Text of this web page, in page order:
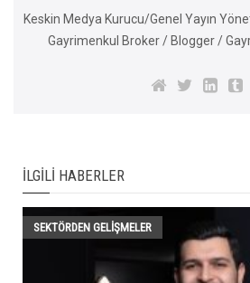
Keskin Medya Kurucu/Genel Yayın
Gayrimenkul Broker / Blogger /
İLGILI HABERLER
SEKTÖRDEN GELIŞMELER